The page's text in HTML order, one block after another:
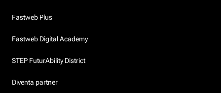
Fastweb Plus
Fastweb Digital Academy
STEP FuturAbility District
Diventa partner